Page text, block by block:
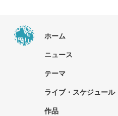
ホーム
ニュース
テーマ
ライブ・スケジュール
作品